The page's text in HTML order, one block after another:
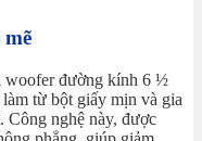
woofer đường kính 6 ½
từ bột giấy mịn và gia
Công nghệ này, được